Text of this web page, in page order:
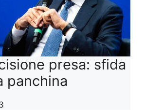
presa: sfida
panchina